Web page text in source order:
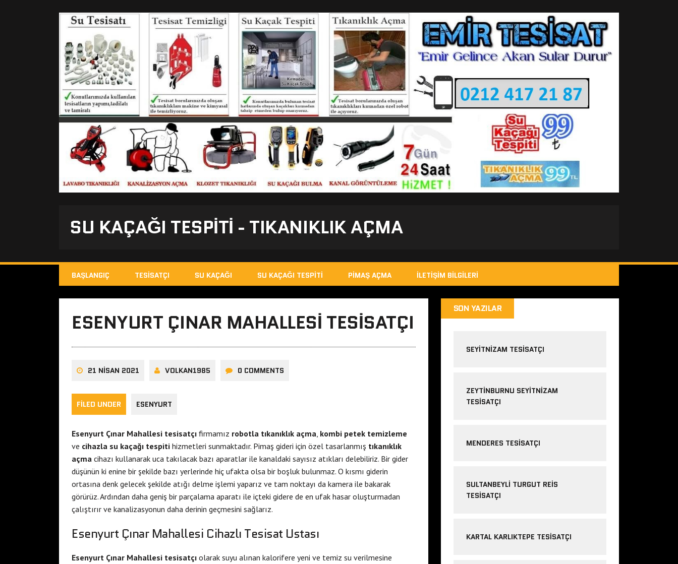
SU KAÇAĞI TESPITI - TIKANIKLIK AÇMA
BAŞLANGIÇ TESISATÇI SU KAÇAĞI SU KAÇAĞI TESPITI PIMAŞ AÇMA İLETIŞIM BILGILERI
ESENYURT ÇINAR MAHALLESI TESISATÇI
21 NISAN 2021 VOLKAN1985 0 COMMENTS
FILED UNDER ESENYURT
Esenyurt Çınar Mahallesi tesisatçı firmamız robotla tıkanıklık açma kombi petek temizleme
ve cihazla su kaçağı tespiti hizmetleri sunmaktadır. Pimaş gideri için özel tasarlanmış tıkanıklık
açma cihazı kullanarak uca takılacak bazı aparatlar ile kanaldaki sayısız atıkları delebiliriz. Bir gider
düşünün ki enine bir şekilde bazı yerlerinde hiç ufakta olsa bir boşluk bulunmaz. O kısmı giderin
ortasına denk gelecek şekilde atığı delme işlemi yaparız ve tam noktayı da kamera ile bakarak
görürüz. Ardından daha geniş bir parçalama aparatı ile içteki gidere de en ufak hasar oluşturmadan
çalıştırır ve kanalizasyonun daha derinin geçmesini sağlarız.
Esenyurt Çınar Mahallesi Cihazlı Tesisat Ustası
Esenyurt Çınar Mahallesi tesisatçı olarak suyu alınan kalorifere yeni ve temiz su verilmesine
SON YAZILAR
SEYITNIZAM TESISATÇI
ZEYTINBURNU SEYITNIZAM
TESISATÇI
MENDERES TESISATÇI
SULTANBEYLI TURGUT REIS
TESISATÇI
KARTAL KARLIKTEPE TESISATÇI